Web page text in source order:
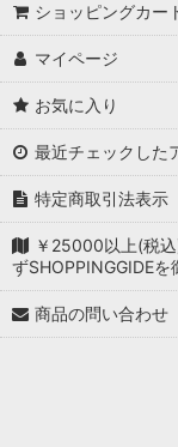
ショッピングカー
マイページ
お気に入り
最近チェックした
特定商取引法表示
￥25000以上(税
ずSHOPPINGGIDEを
商品の問い合わせ